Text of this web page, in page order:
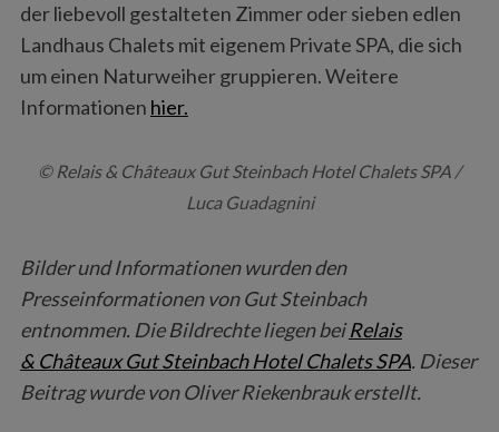
der liebevoll gestalteten Zimmer oder sieben edlen
Landhaus Chalets mit eigenem Private SPA, die sich
um einen Naturweiher gruppieren. Weitere
Informationen hier.
© Relais & Châteaux Gut Steinbach Hotel Chalets SPA /
Luca Guadagnini
Bilder und Informationen wurden den
Presseinformationen von Gut Steinbach
entnommen. Die Bildrechte liegen beiRelais
& Châteaux Gut Steinbach Hotel Chalets SPA. Dieser
Beitrag wurde von Oliver Riekenbrauk erstellt.